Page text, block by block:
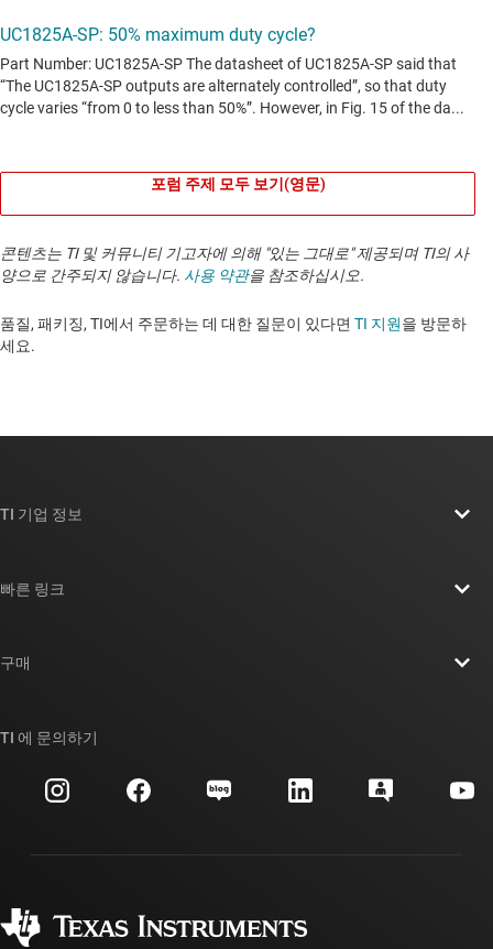
포럼 주제 모두 보기(영문)
콘텐츠는 TI 및 커뮤니티 기고자에 의해 "있는 그대로" 제공되며 TI의 사
양으로 간주되지 않습니다. 사용 약관을 참조하십시오.
품질, 패키징, TI에서 주문하는 데 대한 질문이 있다면 TI 지원을 방문하
세요. ​​​​​​​​​​​​​​
TI 기업 정보
투자 관계
제조
빠른 링크
대체품 검색
고객 지원 센터
myTI 계정 FAQ
구매
주문 FAQ
TI 에 문의하기